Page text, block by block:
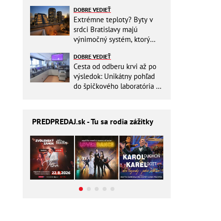
DOBRE VEDIEŤ
Extrémne teploty? Byty v
srdci Bratislavy majú
výnimočný systém, ktorý
DOBRE VEDIEŤ
Cesta od odberu krvi až po
výsledok: Unikátny pohľad
do špičkového laboratória na
PREDPREDAJ.sk - Tu sa rodia zážitky